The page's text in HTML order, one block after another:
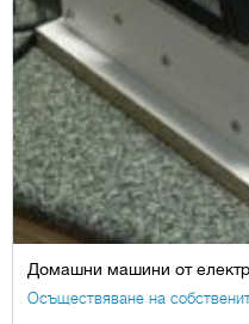
Домашни машини от
Осъществяване на